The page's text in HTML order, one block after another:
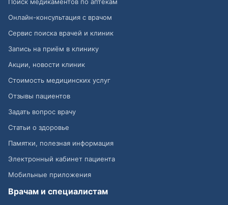
Онлайн-консультация с врачом
Сервис поиска врачей и клиник
Запись на приём в клинику
Акции, новости клиник
Стоимость медицинских услуг
Отзывы пациентов
Задать вопрос врачу
Статьи о здоровье
Памятки, полезная информация
Электронный кабинет пациента
Мобильные приложения
Врачам и специалистам